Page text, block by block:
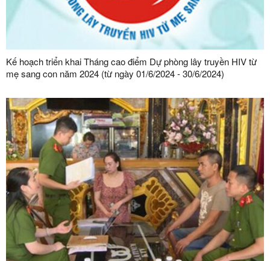
Kế hoạch triển khai Tháng cao điểm Dự phòng lây truyền HIV từ
mẹ sang con năm 2024 (từ ngày 01/6/2024 - 30/6/2024)